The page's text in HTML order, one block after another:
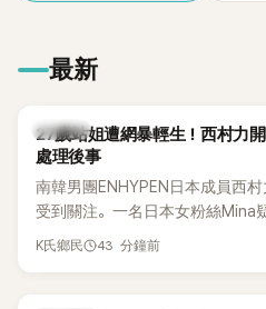
最新
K-POP
27歲站姐遭網暴輕生！西村力開唱照常耍
處理後事
南韓男團ENHYPEN日本成員西
受到關注。一名日本女粉絲Mina
論遭外界解讀，進而捲入網路爭
K氏鄉民 43 分鐘前